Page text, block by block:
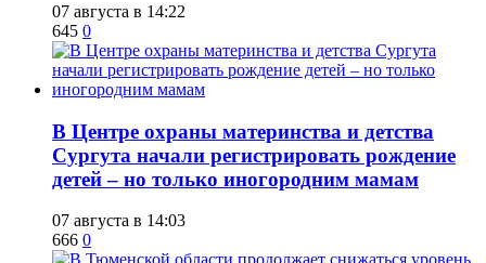
07 августа в 14:22
645 0
​В Центре охраны материнства и детства
Сургута начали регистрировать рождение
детей – но только иногородним мамам
07 августа в 14:03
666 0